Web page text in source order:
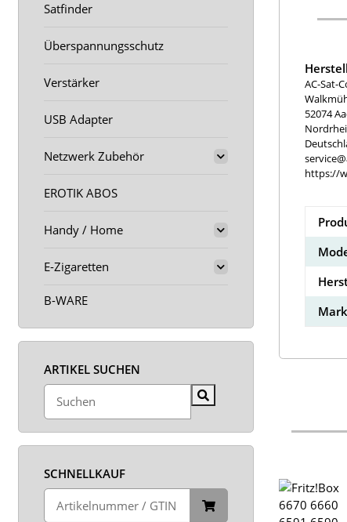
AC-Sat-
52074
https://
Satfinder
Überspannungsschutz
Verstärker
USB Adapter
Netzwerk Zubehör
EROTIK ABOS
Handy / Home
E-Zigaretten
B-WARE
ARTIKEL SUCHEN
SCHNELLKAUF